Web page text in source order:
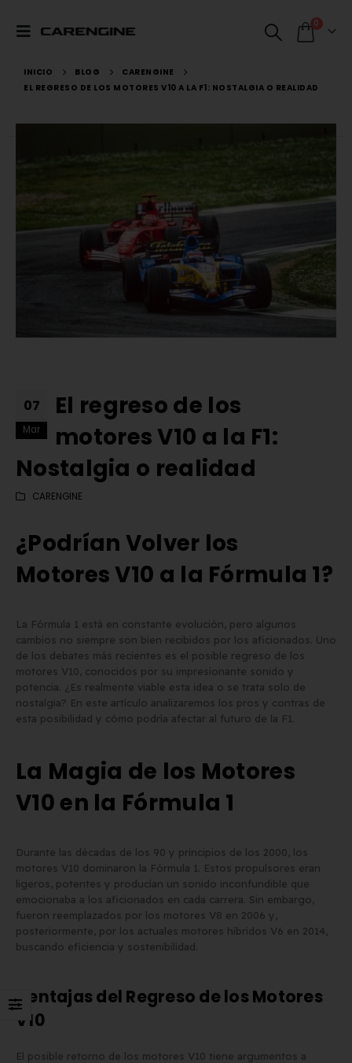
0
INICIO BLOG
CARENGINE
EL REGRESO DE LOS MOTORES V10 A LA F1: NOSTALGIA O REALIDAD
07
Mar
El regreso de los
motores V10 a la F1:
Nostalgia o realidad
CARENGINE
¿Podrían Volver los
Motores V10 a la Fórmula 1?
La Fórmula 1 está en constante evolución, pero algunos
cambios no siempre son bien recibidos por los aficionados. Uno
de los debates más recientes es el posible regreso de los
motores V10, conocidos por su impresionante sonido y
potencia. ¿Es realmente viable esta idea o se trata solo de
nostalgia? En este artículo analizaremos los pros y contras de
esta posibilidad y cómo podría afectar al futuro de la F1.
La Magia de los Motores
V10 en la Fórmula 1
Durante las décadas de los 90 y principios de los 2000, los
motores V10 dominaron la Fórmula 1. Estos propulsores eran
ligeros, potentes y producían un sonido inconfundible que
emocionaba a los aficionados en cada carrera. Sin embargo,
fueron reemplazados por los motores V8 en 2006 y,
posteriormente, por los actuales motores híbridos V6 en 2014,
buscando eficiencia y sostenibilidad.
Ventajas del Regreso de los Motores
V10
El posible retorno de los motores V10 tiene argumentos a
Matrícula Acrílica para
Ciclomotor y Patinete:
Normativa DGT 2026
mayo de 2026
Eléctrico: Normativa y Dónde
Comprarla | Carengine
mayo de 2026
Comprar matrículas a
proveedores vs. Instalar
propio equipo de
2 de junio de 2026
homologación de
matrícula en España
el BOE)